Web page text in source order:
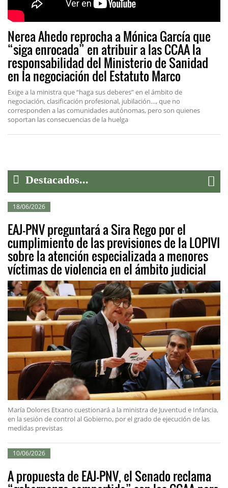
Nerea Ahedo reprocha a Mónica García que
“siga enrocada” en atribuir a las CCAA la
responsabilidad del Ministerio de Sanidad
en la negociación del Estatuto Marco
Exige a la ministra que “haga sus deberes” en el ámbito de
negociación, clasificación profesional, jubilación…, que no
corresponden a las comunidades autónomas, pero son quienes
soportan las consecuencias de la huelga
Destacados...
18/06/2026
EAJ-PNV preguntará a Sira Rego por el
cumplimiento de las previsiones de la LOPIVI
sobre la atención especializada a menores
víctimas de violencia en el ámbito judicial
María Dolores Etxano cuestionará a la ministra de Juventud e Infancia,
en la sesión de control al Gobierno, por el grado de ejecución de las
medidas previstas
10/06/2026
A propuesta de EAJ-PNV, el Senado reclama